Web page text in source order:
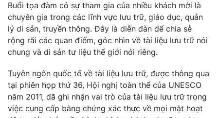
Góc doanh nghiệp
Truyền hình
Phim VTV
Hậu trường
Khán giả
Giải sao mai
Giải trí
Điện ảnh
Âm nhạc
Sao
Du lịch
Làm đẹp
Giáo dục
Tuyển sinh
Buổi tọa đàm có sự tham gia của nhiều khách mời là
chuyên gia trong các lĩnh vực lưu trữ, giáo dục, quản
lý di sản, truyền thông. Đây là diễn đàn để chia sẻ
rộng rãi các quan điểm, góc nhìn về tài liệu lưu trữ nói
chung và di sản tư liệu thế giới nói riêng.
Tuyên ngôn quốc tế về tài liệu lưu trữ, được thông qua
tại phiên họp thứ 36, Hội nghị toàn thể của UNESCO
năm 2011, đã ghi nhận vai trò của tài liệu lưu trữ trong
việc cung cấp bằng chứng xác thực về mọi mặt hoạt